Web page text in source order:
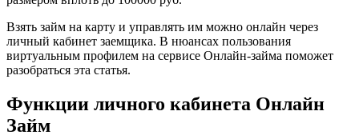
Взять займ на карту и управлять им можно онлайн через
личный кабинет заемщика. В нюансах пользования
виртуальным профилем на сервисе Онлайн-займа поможет
разобраться эта статья.
Функции личного кабинета Онлайн
Займ